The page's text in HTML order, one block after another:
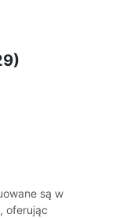
są w
oferując